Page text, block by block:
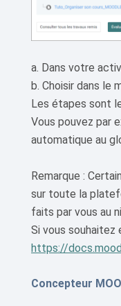
a. Dans votre
b. Choisir dans le
Les étapes sont
Vous pouvez par
automatique au
Remarque :
sur toute la
faits par vous au
Si vous souhaitez
https://
Concepteur